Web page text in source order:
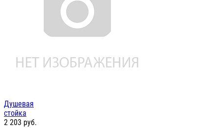
Душевая
стойка
2 203 руб.